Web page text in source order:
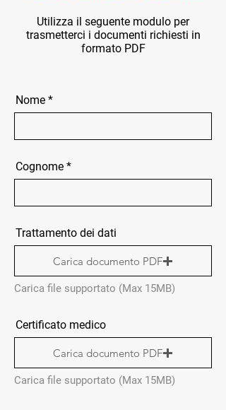
Utilizza il seguente modulo per
trasmetterci i documenti richiesti in
formato PDF
Nome
Cognome
Trattamento dei dati
Carica documento PDF
Carica file supportato (Max 15MB)
Certificato medico
Carica documento PDF
Carica file supportato (Max 15MB)